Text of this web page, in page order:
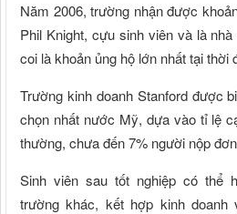
Năm 2006, trường nhận được
Phil Knight, cựu sinh viên và là
coi là khoản ủng hộ lớn nhất tại thời
Trường kinh doanh Stanford được
chọn nhất nước Mỹ, dựa vào tỉ lệ
thường, chưa đến 7% người nộp
Sinh viên sau tốt nghiệp có thể
trường khác, kết hợp kinh